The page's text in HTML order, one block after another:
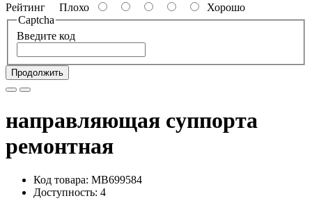
Рейтинг Плохо
Хорошо
Captcha
Введите код
Продолжить
направляющая суппорта
ремонтная
Код товара: MB699584
Доступность: 4